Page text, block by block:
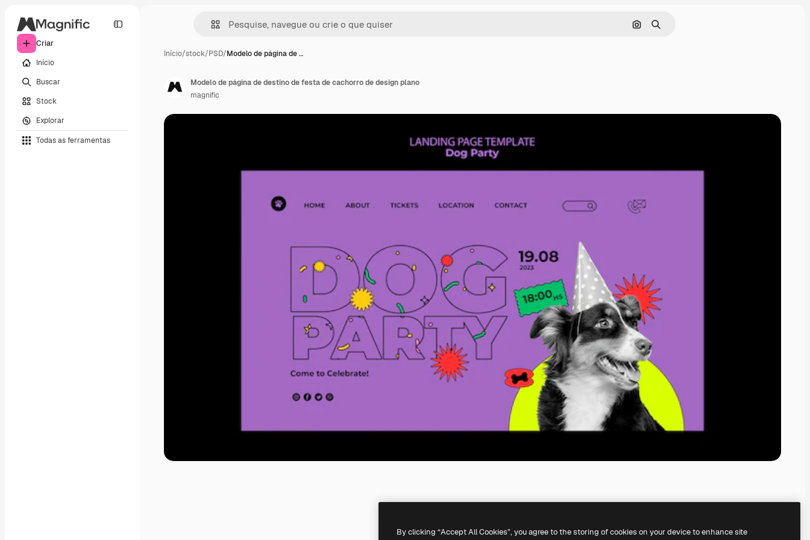
Criar
Início
Buscar
Stock
Explorar
Todas as ferramentas
Pesquisar por imagem
Buscar
Início/stock/PSD/Modelo de página de …
Modelo de página de destino de festa de cachorro de design plano
magnific
By clicking “Accept All Cookies”, you agree to the storing of cookies on your device to enhance site